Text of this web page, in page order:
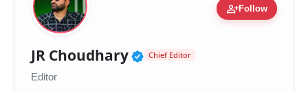
person_addFollow
JR Choudhary Verified Public Figure
Chief Editor
Editor